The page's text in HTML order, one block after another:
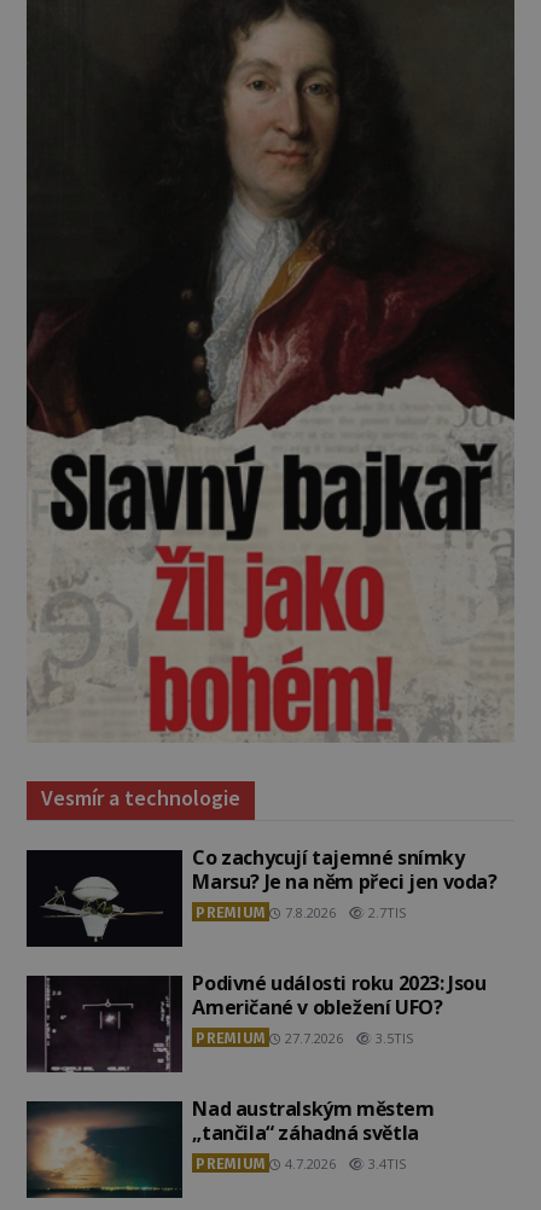
Vesmír a technologie
Co zachycují tajemné snímky
Marsu? Je na něm přeci jen voda?
PREMIUM 7.8.2026 2.7TIS
Podivné události roku 2023: Jsou
Američané v obležení UFO?
PREMIUM 27.7.2026 3.5TIS
Nad australským městem
„tančila“ záhadná světla
PREMIUM 4.7.2026 3.4TIS